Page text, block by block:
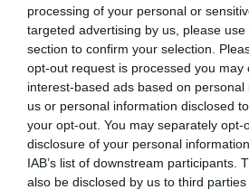
processing of your personal or
targeted advertising by us, please
section to confirm your selection.
opt-out request is processed you may
interest-based ads based on
us or personal information disclosed
your opt-out. You may separately opt-
disclosure of your personal
IAB’s list of downstream participants.
also be disclosed by us to third
DIARIO DE LA
Diario de la corrupción
se reunió en el año 2025
con Zapatero, mientras se
investigación judicial sobre
Plus Ultra
por Redacción